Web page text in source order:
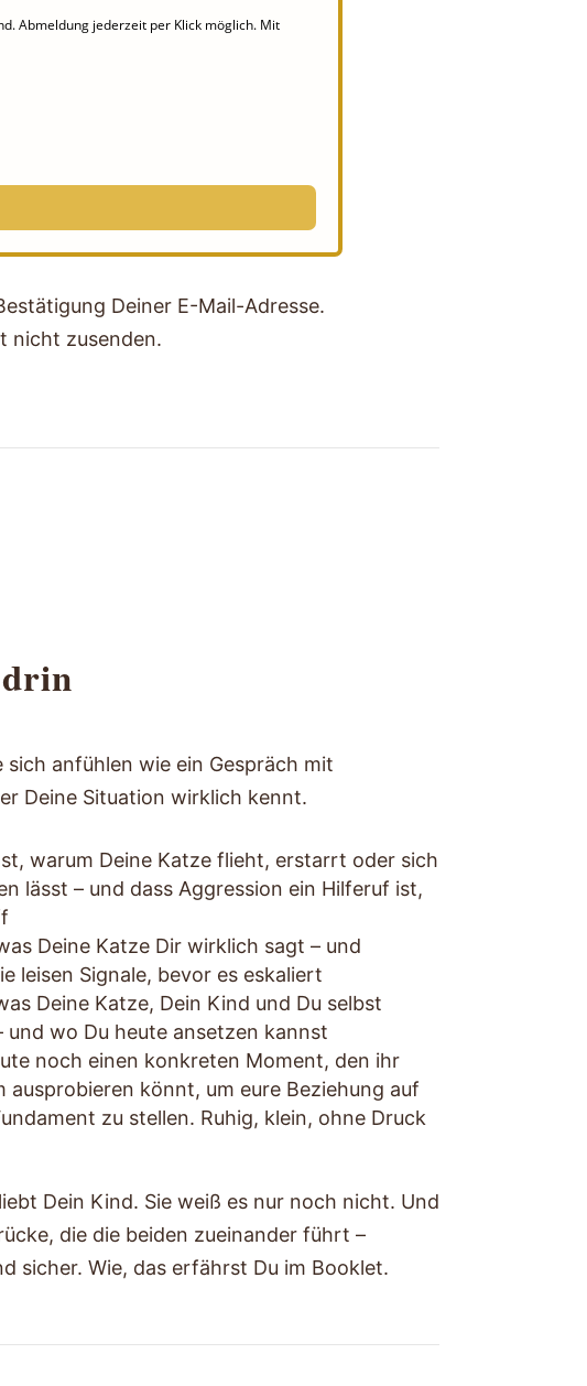
Abmeldung jederzeit per Klick möglich. Mit
Deiner E-Mail-Adresse.
nicht zusenden.
sich anfühlen wie ein Gespräch mit
Deine Situation wirklich kennt.
warum Deine Katze flieht, erstarrt oder sich
lässt – und dass Aggression ein Hilferuf ist,
Deine Katze Dir wirklich sagt – und
leisen Signale, bevor es eskaliert
Deine Katze, Dein Kind und Du selbst
und wo Du heute ansetzen kannst
noch einen konkreten Moment, den ihr
ausprobieren könnt, um eure Beziehung auf
zu stellen. Ruhig, klein, ohne Druck
Dein Kind. Sie weiß es nur noch nicht. Und
die die beiden zueinander führt –
sicher. Wie, das erfährst Du im Booklet.